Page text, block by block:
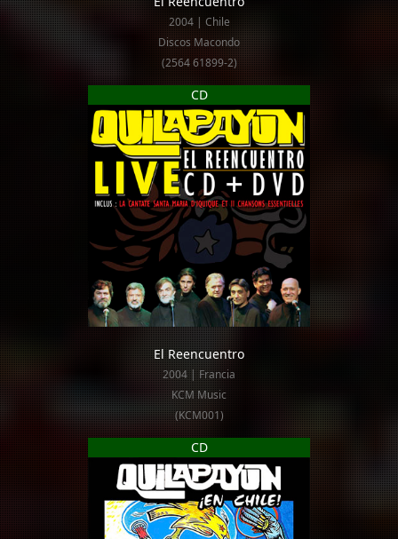
2004 | Chile
Discos Macondo
(2564 61899-2)
CD
El Reencuentro
2004 | Francia
KCM Music
(KCM001)
CD